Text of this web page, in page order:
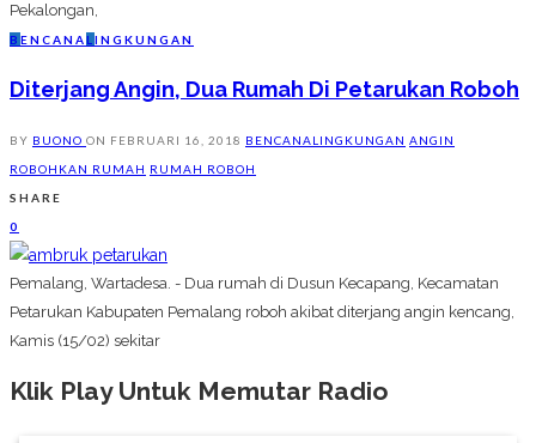
Pekalongan,
B ENCANAL INGKUNGAN
Diterjang Angin, Dua Rumah Di Petarukan Roboh
BY BUONO ON FEBRUARI 16, 2018 BENCANALINGKUNGAN ANGIN
ROBOHKAN RUMAH RUMAH ROBOH
SHARE
0
Pemalang, Wartadesa. - Dua rumah di Dusun Kecapang, Kecamatan
Petarukan Kabupaten Pemalang roboh akibat diterjang angin kencang,
Kamis (15/02) sekitar
Klik Play Untuk Memutar Radio